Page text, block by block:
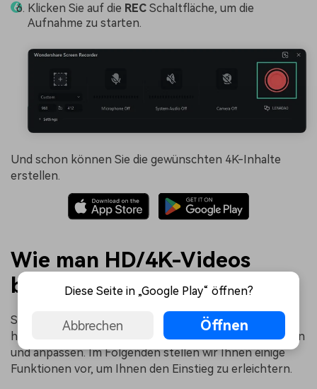
Klicken Sie auf die REC Schaltfläche, um die
Aufnahme zu starten.
Und schon können Sie die gewünschten 4K-Inhalte
erstellen.
Wie man HD/4K-Videos
bearbeitet
Sobald Sie Ihr gewünschtes Video aufgenommen
haben, können Sie es nach Ihren Wünschen verbessern
und anpassen. Im Folgenden stellen wir Ihnen einige
Funktionen vor, um Ihnen den Einstieg zu erleichtern.
Diese Seite in „Google Play“ öffnen?
Abbrechen Öffnen